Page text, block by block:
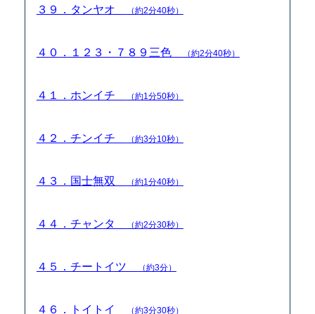
３９．タンヤオ （約2分40秒）
４０．１２３・７８９三色 （約2分40秒）
４１．ホンイチ （約1分50秒）
４２．チンイチ （約3分10秒）
４３．国士無双 （約1分40秒）
４４．チャンタ （約2分30秒）
４５．チートイツ （約3分）
４６．トイトイ （約3分30秒）